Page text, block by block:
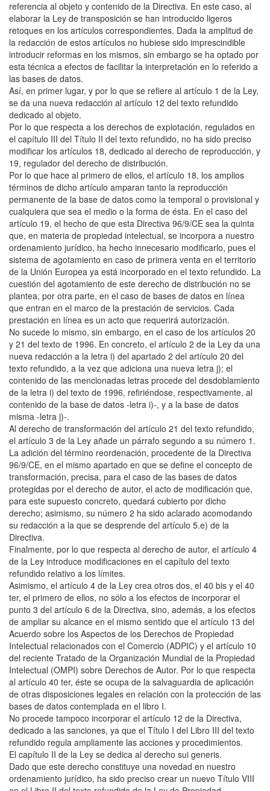
referencia al objeto y contenido de la Directiva. En este caso, al
elaborar la Ley de transposición se han introducido ligeros
retoques en los artículos correspondientes. Dada la amplitud de
la redacción de estos artículos no hubiese sido imprescindible
introducir reformas en los mismos, sin embargo se ha optado por
esta técnica a efectos de facilitar la interpretación en lo referido a
las bases de datos.
Así, en primer lugar, y por lo que se refiere al artículo 1 de la Ley,
se da una nueva redacción al artículo 12 del texto refundido
dedicado al objeto.
Por lo que respecta a los derechos de explotación, regulados en
el capítulo III del Título II del texto refundido, no ha sido preciso
modificar los artículos 18, dedicado al derecho de reproducción, y
19, regulador del derecho de distribución.
Por lo que hace al primero de ellos, el artículo 18, los amplios
términos de dicho artículo amparan tanto la reproducción
permanente de la base de datos como la temporal o provisional y
cualquiera que sea el medio o la forma de ésta. En el caso del
artículo 19, el hecho de que esta Directiva 96/9/CE sea la quinta
que, en materia de propiedad intelectual, se incorpora a nuestro
ordenamiento jurídico, ha hecho innecesario modificarlo, pues el
sistema de agotamiento en caso de primera venta en el territorio
de la Unión Europea ya está incorporado en el texto refundido. La
cuestión del agotamiento de este derecho de distribución no se
plantea, por otra parte, en el caso de bases de datos en línea
que entran en el marco de la prestación de servicios. Cada
prestación en línea es un acto que requerirá autorización.
No sucede lo mismo, sin embargo, en el caso de los artículos 20
y 21 del texto de 1996. En concreto, el artículo 2 de la Ley da una
nueva redacción a la letra i) del apartado 2 del artículo 20 del
texto refundido, a la vez que adiciona una nueva letra j); el
contenido de las mencionadas letras procede del desdoblamiento
de la letra i) del texto de 1996, refiriéndose, respectivamente, al
contenido de la base de datos -letra i)-, y a la base de datos
misma -letra j)-.
Al derecho de transformación del artículo 21 del texto refundido,
el artículo 3 de la Ley añade un párrafo segundo a su número 1.
La adición del término reordenación, procedente de la Directiva
96/9/CE, en el mismo apartado en que se define el concepto de
transformación, precisa, para el caso de las bases de datos
protegidas por el derecho de autor, el acto de modificación que,
para este supuesto concreto, quedará cubierto por dicho
derecho; asimismo, su número 2 ha sido aclarado acomodando
su redacción a la que se desprende del artículo 5.e) de la
Directiva.
Finalmente, por lo que respecta al derecho de autor, el artículo 4
de la Ley introduce modificaciones en el capítulo del texto
refundido relativo a los límites.
Asimismo, el artículo 4 de la Ley crea otros dos, el 40 bis y el 40
ter, el primero de ellos, no sólo a los efectos de incorporar el
punto 3 del artículo 6 de la Directiva, sino, además, a los efectos
de ampliar su alcance en el mismo sentido que el artículo 13 del
Acuerdo sobre los Aspectos de los Derechos de Propiedad
Intelectual relacionados con el Comercio (ADPIC) y el artículo 10
del reciente Tratado de la Organización Mundial de la Propiedad
Intelectual (OMPI) sobre Derechos de Autor. Por lo que respecta
al artículo 40 ter, éste se ocupa de la salvaguardia de aplicación
de otras disposiciones legales en relación con la protección de las
bases de datos contemplada en el libro I.
No procede tampoco incorporar el artículo 12 de la Directiva,
dedicado a las sanciones, ya que el Título I del Libro III del texto
refundido regula ampliamente las acciones y procedimientos.
El capítulo II de la Ley se dedica al derecho sui generis.
Dado que este derecho constituye una novedad en nuestro
ordenamiento jurídico, ha sido preciso crear un nuevo Título VIII